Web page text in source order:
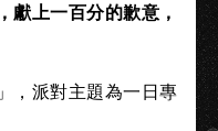
獻上一百分的歉意，
，派對主題為一日專